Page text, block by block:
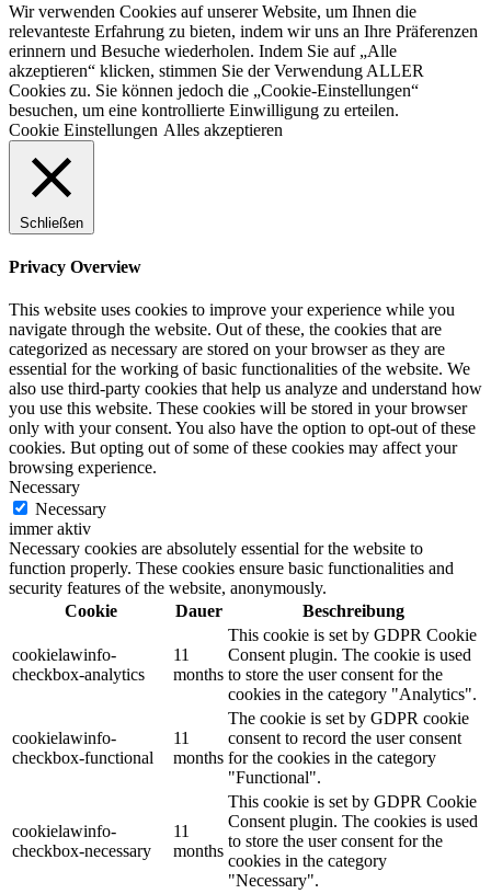
Wir verwenden Cookies auf unserer Website, um Ihnen die
relevanteste Erfahrung zu bieten, indem wir uns an Ihre Präferenzen
erinnern und Besuche wiederholen. Indem Sie auf „Alle
akzeptieren“ klicken, stimmen Sie der Verwendung ALLER
Cookies zu. Sie können jedoch die „Cookie-Einstellungen“
besuchen, um eine kontrollierte Einwilligung zu erteilen.
Cookie Einstellungen Alles akzeptieren
Schließen
Privacy Overview
This website uses cookies to improve your experience while you
navigate through the website. Out of these, the cookies that are
categorized as necessary are stored on your browser as they are
essential for the working of basic functionalities of the website. We
also use third-party cookies that help us analyze and understand how
you use this website. These cookies will be stored in your browser
only with your consent. You also have the option to opt-out of these
cookies. But opting out of some of these cookies may affect your
browsing experience.
Necessary
Necessary
immer aktiv
Necessary cookies are absolutely essential for the website to
function properly. These cookies ensure basic functionalities and
security features of the website, anonymously.
Cookie
Dauer Beschreibung
cookielawinfo-
checkbox-analytics
11
months
This cookie is set by GDPR Cookie
Consent plugin. The cookie is used
to store the user consent for the
cookies in the category "Analytics".
cookielawinfo-
checkbox-functional
11
months
The cookie is set by GDPR cookie
consent to record the user consent
for the cookies in the category
"Functional".
cookielawinfo-
checkbox-necessary
11
months
This cookie is set by GDPR Cookie
Consent plugin. The cookies is used
to store the user consent for the
cookies in the category
"Necessary".